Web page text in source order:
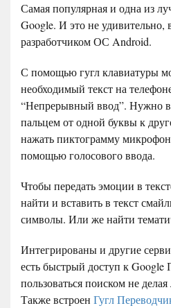
Самая популярная и одна из
Google. И это не удивительно,
разработчиком ОС Android.
С помощью гугл клавиатуры
необходимый текст на
“Непрерывный ввод”. Нужно
пальцем от одной буквы к
нажать пиктограмму
помощью голосового ввода.
Чтобы передать эмоции в
найти и вставить в текст
символы. Или же найти
Интегрированы и другие
есть быстрый доступ к Google
пользоваться поиском не
Также встроен Гугл